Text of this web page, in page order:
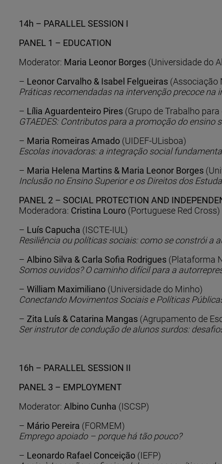
14h – PARALLEL SESSION I
PANEL 1 – EDUCATION
Moderator: Maria Leonor Borges (Universidade do
– Leonor Carvalho & Isabel Felgueiras (Associação
Práticas recomendadas na intervenção precoce na
– Lília Aguardenteiro Pires (Grupo de Trabalho
GTAEDES: Contributos para a promoção do ensino
– Maria Romeiras Amado (UIDEF-ULisboa)
Escolas inovadoras: a integração social
– Maria Helena Martins & Maria Leonor Borges
Inclusão no Ensino Superior e os Direitos dos
PANEL 2 – SOCIAL PROTECTION AND
Moderadora: Cristina Louro (Portuguese Red Cross)
– Luís Capucha (ISCTE-IUL)
Resiliência ou políticas sociais: como se constrói a
– Albino Silva & Carla Sofia Rodrigues (Plataforma
Somos ouvidos? O caminho difícil para a
– William Maximiliano (Universidade do Minho)
Conectando Movimentos Sociais e Políticas
– Zita Luís & Catarina Mangas (Agrupamento de
Ser instrutor de condução de alunos surdos:
16h – PARALLEL SESSION II
PANEL 3 – EMPLOYMENT
Moderator: Albino Cunha (ISCSP)
– Mário Pereira (FORMEM)
Emprego apoiado – porque há tão pouco?
– Leonardo Rafael Conceição (IEFP)